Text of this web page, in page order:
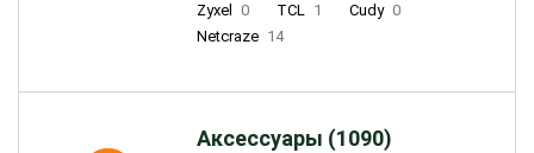
Zyxel
0 TCL 1 Cudy 0
Netcraze 14
Аксессуары (1090)